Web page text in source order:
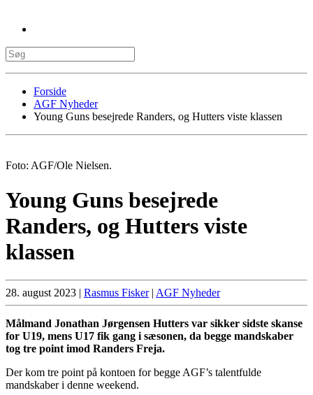
Forside
AGF Nyheder
Young Guns besejrede Randers, og Hutters viste klassen
Foto: AGF/Ole Nielsen.
Young Guns besejrede
Randers, og Hutters viste
klassen
28. august 2023 | Rasmus Fisker| AGF Nyheder
Målmand Jonathan Jørgensen Hutters var sikker sidste skanse
for U19, mens U17 fik gang i sæsonen, da begge mandskaber
tog tre point imod Randers Freja.
Der kom tre point på kontoen for begge AGF’s talentfulde
mandskaber i denne weekend.